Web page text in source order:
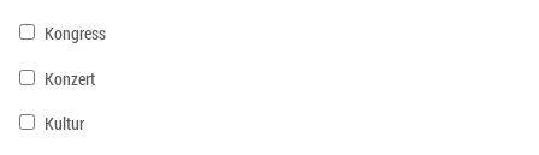
Kongress
Konzert
Kultur